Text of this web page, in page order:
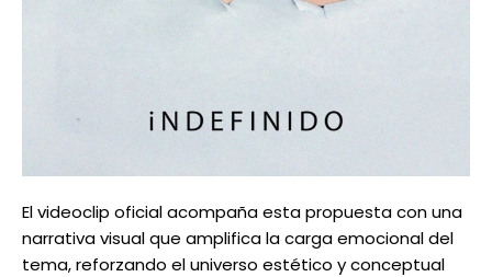
El videoclip oficial acompaña esta propuesta con una
narrativa visual que amplifica la carga emocional del
tema, reforzando el universo estético y conceptual